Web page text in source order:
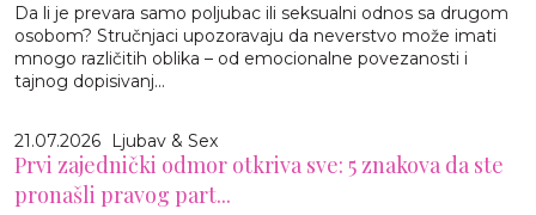
Da li je prevara samo poljubac ili seksualni odnos sa drugom
osobom? Stručnjaci upozoravaju da neverstvo može imati
mnogo različitih oblika – od emocionalne povezanosti i
tajnog dopisivanj...
21.07.2026 Ljubav & Sex
Prvi zajednički odmor otkriva sve: 5 znakova da ste
pronašli pravog part...